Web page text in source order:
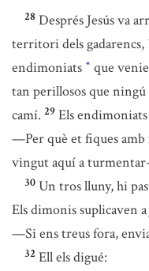
28 Després Jesús va
territori dels gadarencs,
endimoniats * que
tan perillosos que ningú
camí. 29 Els
—Per què et fiques amb
vingut aquí a turmentar-
30 Un tros lluny, hi
Els dimonis suplicaven a
—Si ens treus fora,
32 Ell els digué: